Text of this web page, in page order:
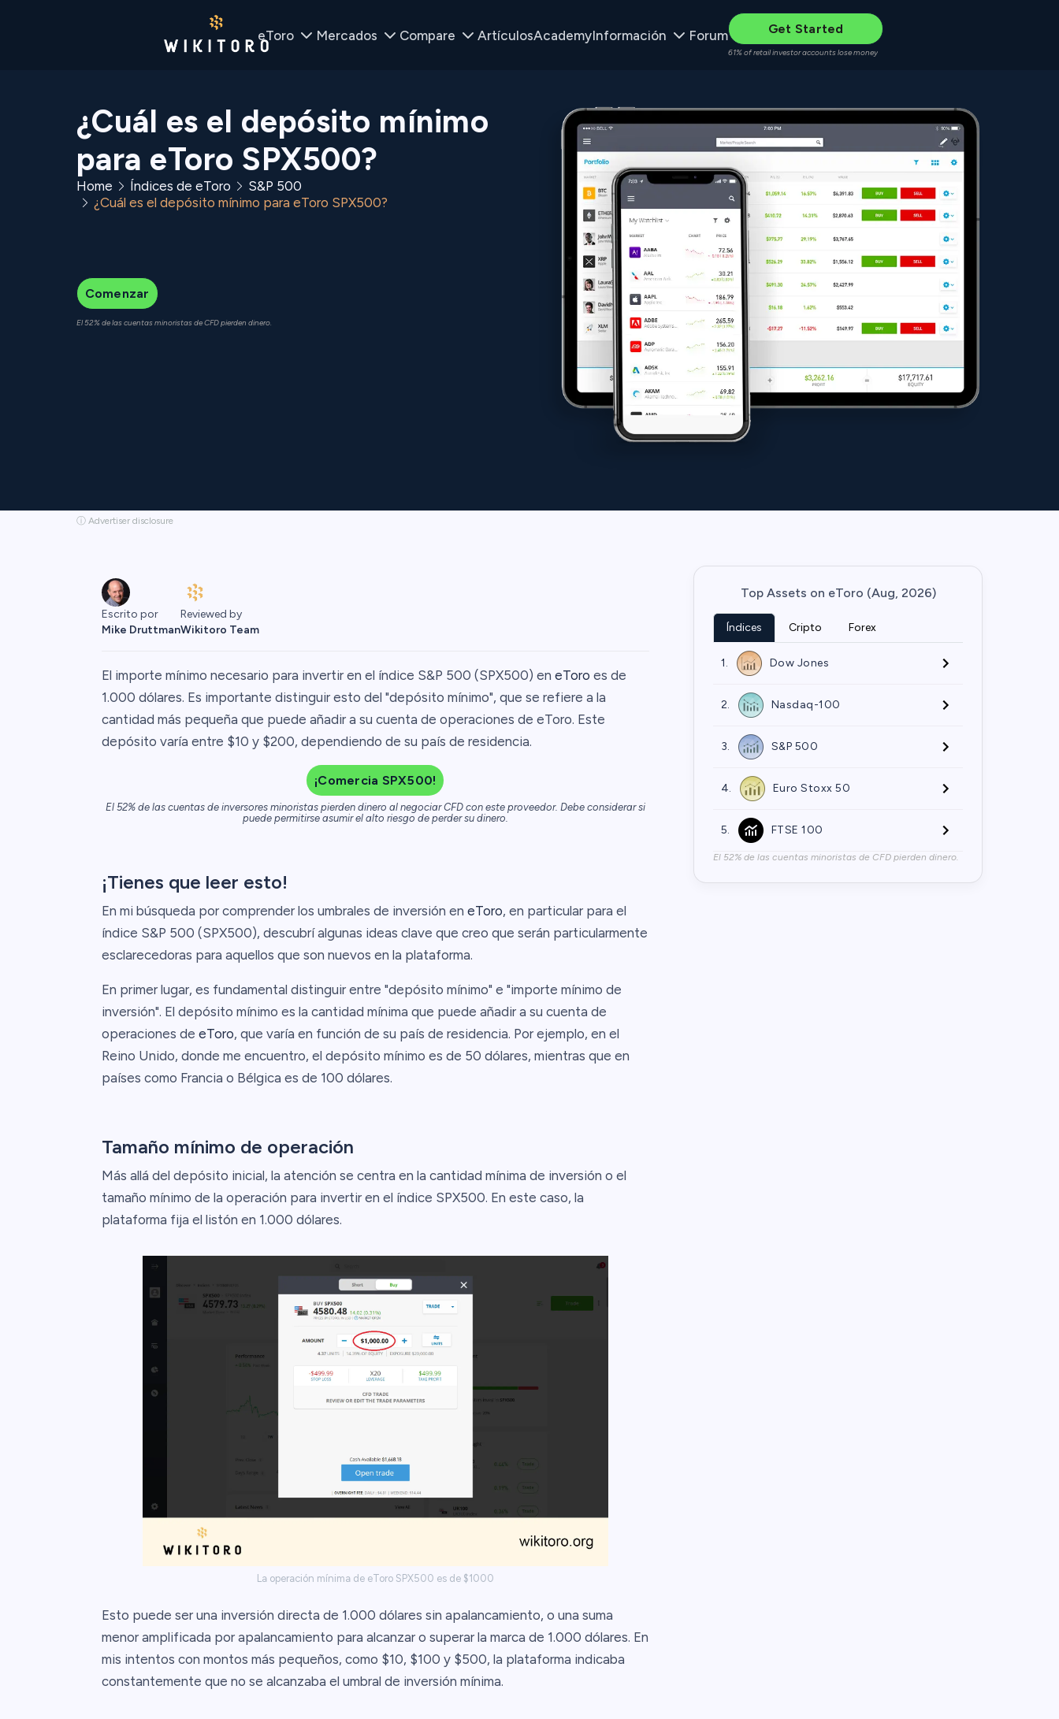
eToro Mercados Compare ArtículosAcademyInformación Forum Get Started
61% of retail investor accounts lose money
¿Cuál es el depósito mínimo
para eToro SPX500?
Home Índices de eToro
S&P 500
¿Cuál es el depósito mínimo para eToro SPX500?
Comenzar
El 52% de las cuentas minoristas de CFD pierden dinero.
ⓘ Advertiser disclosure
Escrito por
Mike Druttman
Reviewed by
Wikitoro Team
El importe mínimo necesario para invertir en el índice S&P 500 (SPX500) en eToro es de
1.000 dólares. Es importante distinguir esto del "depósito mínimo", que se refiere a la
cantidad más pequeña que puede añadir a su cuenta de operaciones de eToro. Este
depósito varía entre $10 y $200, dependiendo de su país de residencia.
¡Comercia SPX500!
El 52% de las cuentas de inversores minoristas pierden dinero al negociar CFD con este proveedor. Debe considerar si
puede permitirse asumir el alto riesgo de perder su dinero.
¡Tienes que leer esto!
En mi búsqueda por comprender los umbrales de inversión en eToro, en particular para el
índice S&P 500 (SPX500), descubrí algunas ideas clave que creo que serán particularmente
esclarecedoras para aquellos que son nuevos en la plataforma.
En primer lugar, es fundamental distinguir entre "depósito mínimo" e "importe mínimo de
inversión". El depósito mínimo es la cantidad mínima que puede añadir a su cuenta de
operaciones de eToro, que varía en función de su país de residencia. Por ejemplo, en el
Reino Unido, donde me encuentro, el depósito mínimo es de 50 dólares, mientras que en
países como Francia o Bélgica es de 100 dólares.
Tamaño mínimo de operación
Más allá del depósito inicial, la atención se centra en la cantidad mínima de inversión o el
tamaño mínimo de la operación para invertir en el índice SPX500. En este caso, la
plataforma fija el listón en 1.000 dólares.
La operación mínima de eToro SPX500 es de $1000
Esto puede ser una inversión directa de 1.000 dólares sin apalancamiento, o una suma
menor amplificada por apalancamiento para alcanzar o superar la marca de 1.000 dólares. En
mis intentos con montos más pequeños, como $10, $100 y $500, la plataforma indicaba
constantemente que no se alcanzaba el umbral de inversión mínima.
Top Assets on eToro (Aug, 2026)
Índices Cripto Forex
1. Dow Jones
2. Nasdaq-100
3. S&P 500
4. Euro Stoxx 50
5. FTSE 100
El 52% de las cuentas minoristas de CFD pierden dinero.